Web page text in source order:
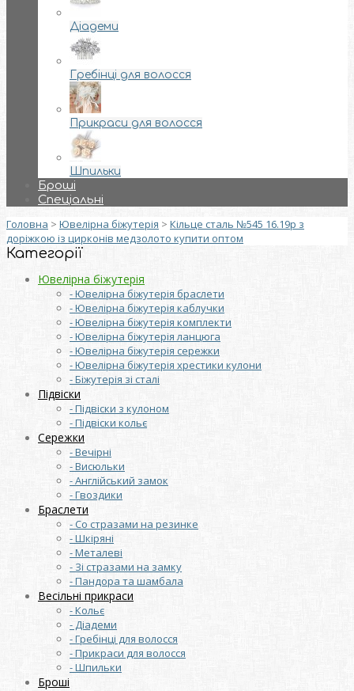
Діадеми
Гребінці для волосся
Прикраси для волосся
Шпильки
Броші
Спеціальні
Головна > Ювелірна біжутерія > Кільце сталь №545 16.19р з
доріжкою із цирконів медзолото купити оптом
Категорії
Ювелірна біжутерія
- Ювелірна біжутерія браслети
- Ювелірна біжутерія каблучки
- Ювелірна біжутерія комплекти
- Ювелірна біжутерія ланцюга
- Ювелірна біжутерія сережки
- Ювелірна біжутерія хрестики кулони
- Біжутерія зі сталі
Підвіски
- Підвіски з кулоном
- Підвіски кольє
Сережки
- Вечірні
- Висюльки
- Англійський замок
- Гвоздики
Браслети
- Со стразами на резинке
- Шкіряні
- Металеві
- Зі стразами на замку
- Пандора та шамбала
Весільні прикраси
- Кольє
- Діадеми
- Гребінці для волосся
- Прикраси для волосся
- Шпильки
Броші